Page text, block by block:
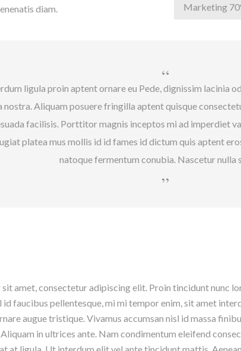
diam.
Marketing
ligula proin aptent ornare eu Pede, dignissim lacinia
nostra. Aliquam posuere fringilla aptent quisque
facilisis. Porttitor magnis inceptos mi ad imperdiet
platea mus mollis id id fames id dictum quis aptent
natoque fermentum conubia. Nascetur nulla
amet, consectetur adipiscing elit. Proin tincidunt nunc
id faucibus pellentesque, mi mi tempor enim, sit amet
augue tristique. Vivamus accumsan nisl id massa
in ultrices ante. Nam condimentum eleifend